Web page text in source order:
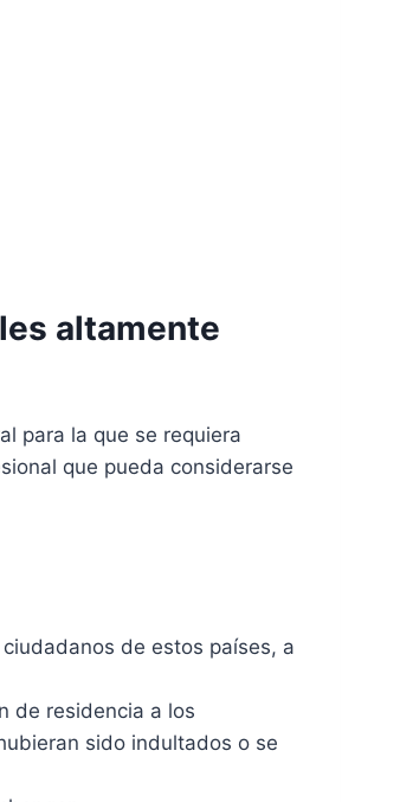
altamente
para la que se requiera
que pueda considerarse
de estos países, a
de residencia a los
sido indultados o se